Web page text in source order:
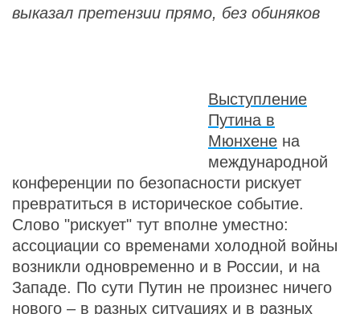
выказал претензии прямо, без обиняков
Выступление
Путина в
Мюнхене на
международной
конференции по безопасности рискует
превратиться в историческое событие.
Слово "рискует" тут вполне уместно:
ассоциации со временами холодной войны
возникли одновременно и в России, и на
Западе. По сути Путин не произнес ничего
нового – в разных ситуациях и в разных